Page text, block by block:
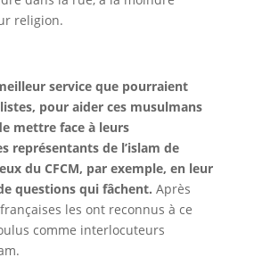
religion.
service que pourraient
pour aider ces musulmans
mettre face à leurs
représentants de l’islam de
du CFCM, par exemple, en leur
questions qui fâchent. Après
les ont reconnus à ce
comme interlocuteurs